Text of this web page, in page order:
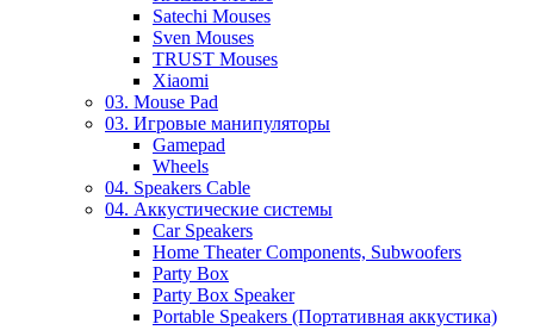
Satechi Mouses
Sven Mouses
TRUST Mouses
Xiaomi
03. Mouse Pad
03. Игровые манипуляторы
Gamepad
Wheels
04. Speakers Cable
04. Аккустические системы
Car Speakers
Home Theater Components, Subwoofers
Party Box
Party Box Speaker
Portable Speakers (Портативная аккустика)